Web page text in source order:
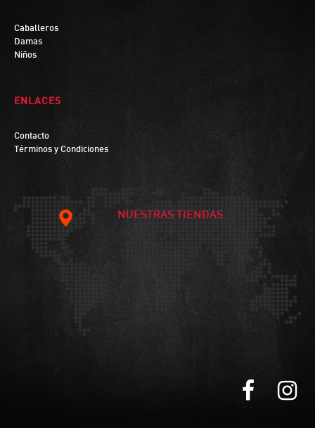
Caballeros
Damas
Niños
ENLACES
Contacto
Términos y Condiciones
NUESTRAS TIENDAS